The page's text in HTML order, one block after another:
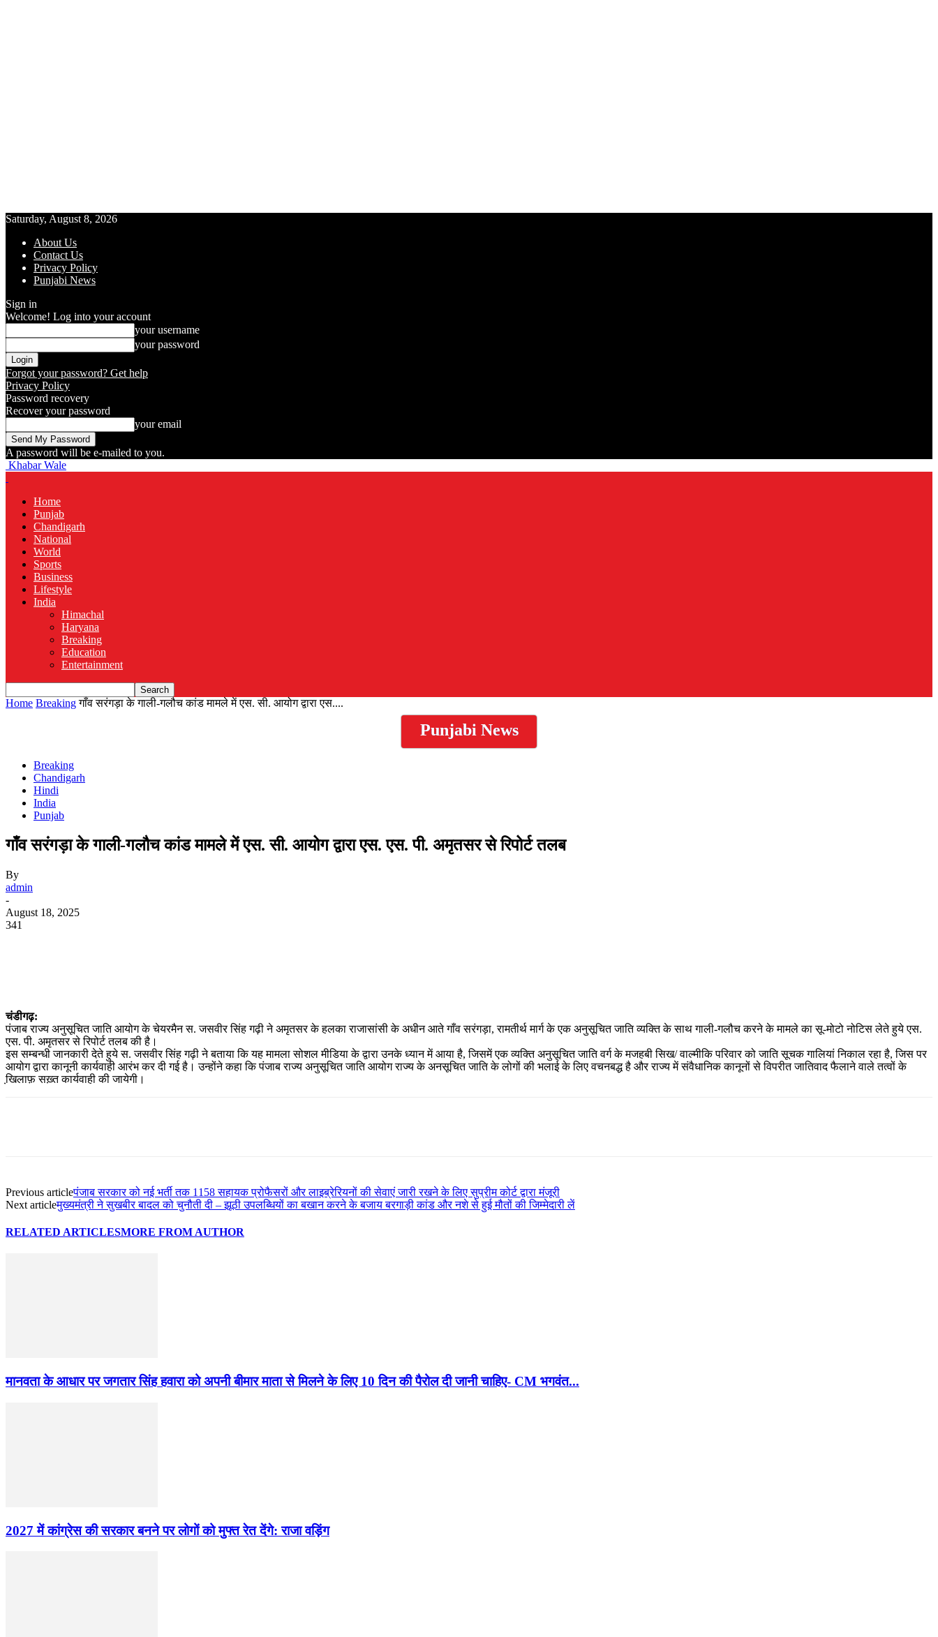
Saturday, August 8, 2026
About Us
Contact Us
Privacy Policy
Punjabi News
Sign in
Welcome! Log into your account
your username
your password
Forgot your password? Get help
Privacy Policy
Password recovery
Recover your password
your email
A password will be e-mailed to you.
Khabar Wale
Home
Punjab
Chandigarh
National
World
Sports
Business
Lifestyle
India
Himachal
Haryana
Breaking
Education
Entertainment
Home Breaking गाँव सरंगड़ा के गाली-गलौच कांड मामले में एस. सी. आयोग द्वारा एस....
Punjabi News
Breaking
Chandigarh
Hindi
India
Punjab
गाँव सरंगड़ा के गाली-गलौच कांड मामले में एस. सी. आयोग द्वारा एस. एस. पी. अमृतसर से रिपोर्ट तलब
By
admin
-
August 18, 2025
341
चंडीगढ़:
पंजाब राज्य अनुसूचित जाति आयोग के चेयरमैन स. जसवीर सिंह गढ़ी ने अमृतसर के हलका राजासांसी के अधीन आते गाँव सरंगड़ा, रामतीर्थ मार्ग के एक अनुसूचित जाति व्यक्ति के साथ गाली-गलौच करने के मामले का सू-मोटो नोटिस लेते हुये एस.
एस. पी. अमृतसर से रिपोर्ट तलब की है।
इस सम्बन्धी जानकारी देते हुये स. जसवीर सिंह गढ़ी ने बताया कि यह मामला सोशल मीडिया के द्वारा उनके ध्यान में आया है, जिसमें एक व्यक्ति अनुसूचित जाति वर्ग के मजहबी सिख/ वाल्मीकि परिवार को जाति सूचक गालियां निकाल रहा है, जिस पर
आयोग द्वारा कानूनी कार्यवाही आरंभ कर दी गई है। उन्होंने कहा कि पंजाब राज्य अनुसूचित जाति आयोग राज्य के अनसूचित जाति के लोगों की भलाई के लिए वचनबद्ध है और राज्य में संवैधानिक कानूनों से विपरीत जातिवाद फैलाने वाले तत्वों के
खि़लाफ़ सख़्त कार्यवाही की जायेगी।
Previous articleपंजाब सरकार को नई भर्ती तक 1158 सहायक प्रोफैसरों और लाइब्रेरियनों की सेवाएं जारी रखने के लिए सुप्रीम कोर्ट द्वारा मंजूरी
Next articleमुख्यमंत्री ने सुखबीर बादल को चुनौती दी – झूठी उपलब्धियों का बखान करने के बजाय बरगाड़ी कांड और नशे से हुई मौतों की जिम्मेदारी लें
RELATED ARTICLESMORE FROM AUTHOR
मानवता के आधार पर जगतार सिंह हवारा को अपनी बीमार माता से मिलने के लिए 10 दिन की पैरोल दी जानी चाहिए- CM भगवंत...
2027 में कांग्रेस की सरकार बनने पर लोगों को मुफ्त रेत देंगे: राजा वड़िंग